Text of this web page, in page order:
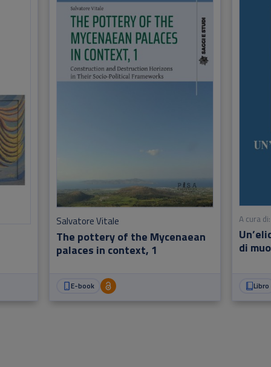
The pottery of the Mycenaean
palaces in context, 1
Salvatore Vitale
E-book
di
A cura di:
Libro